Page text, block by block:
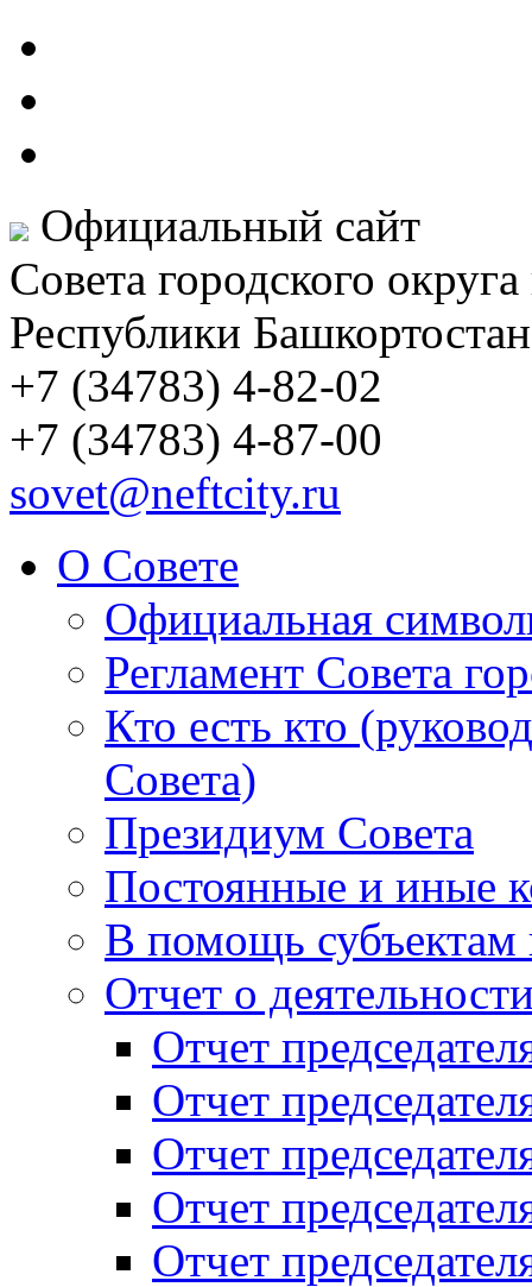
Официальный сайт
Совета городского
Республики Башкортостан
+7 (34783) 4-82-02
+7 (34783) 4-87-00
sovet@neftcity.ru
О Совете
Официальная
Регламент Совета
Кто есть кто
Совета)
Президиум Совета
Постоянные и иные
В помощь субъектам
Отчет о
Отчет
Отчет
Отчет
Отчет
Отчет